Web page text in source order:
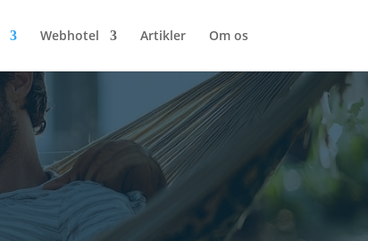
Webhotel Artikler Om os